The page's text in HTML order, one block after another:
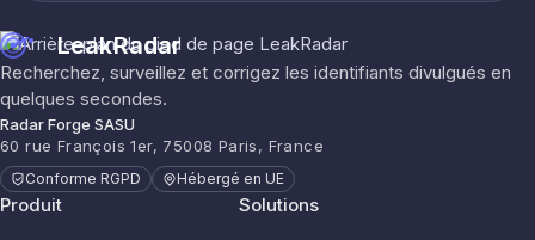
LeakRadar
Recherchez, surveillez et corrigez les identifiants divulgués en
quelques secondes.
Radar Forge SASU
60 rue François 1er, 75008 Paris, France
Conforme RGPD Hébergé en UE
Produit Solutions